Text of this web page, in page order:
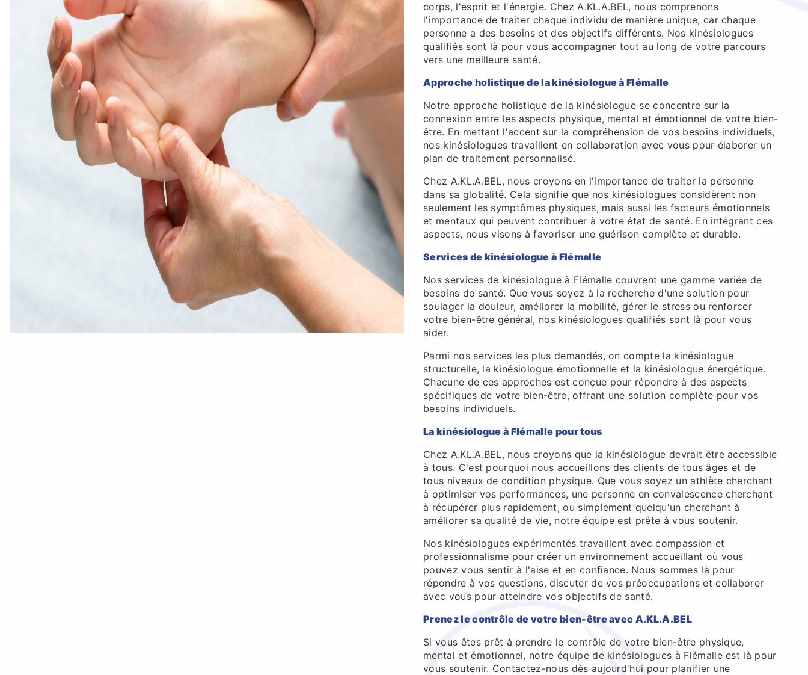
corps, l'esprit et l'énergie. Chez A.KL.A.BEL, nous comprenons
l'importance de traiter chaque individu de manière unique, car chaque
personne a des besoins et des objectifs différents. Nos kinésiologues
qualifiés sont là pour vous accompagner tout au long de votre parcours
vers une meilleure santé.
Approche holistique de la kinésiologue à Flémalle
Notre approche holistique de la kinésiologue se concentre sur la
connexion entre les aspects physique, mental et émotionnel de votre bien-
être. En mettant l'accent sur la compréhension de vos besoins individuels,
nos kinésiologues travaillent en collaboration avec vous pour élaborer un
plan de traitement personnalisé.
Chez A.KL.A.BEL, nous croyons en l'importance de traiter la personne
dans sa globalité. Cela signifie que nos kinésiologues considèrent non
seulement les symptômes physiques, mais aussi les facteurs émotionnels
et mentaux qui peuvent contribuer à votre état de santé. En intégrant ces
aspects, nous visons à favoriser une guérison complète et durable.
Services de kinésiologue à Flémalle
Nos services de kinésiologue à Flémalle couvrent une gamme variée de
besoins de santé. Que vous soyez à la recherche d'une solution pour
soulager la douleur, améliorer la mobilité, gérer le stress ou renforcer
votre bien-être général, nos kinésiologues qualifiés sont là pour vous
aider.
Parmi nos services les plus demandés, on compte la kinésiologue
structurelle, la kinésiologue émotionnelle et la kinésiologue énergétique.
Chacune de ces approches est conçue pour répondre à des aspects
spécifiques de votre bien-être, offrant une solution complète pour vos
besoins individuels.
La kinésiologue à Flémalle pour tous
Chez A.KL.A.BEL, nous croyons que la kinésiologue devrait être accessible
à tous. C'est pourquoi nous accueillons des clients de tous âges et de
tous niveaux de condition physique. Que vous soyez un athlète cherchant
à optimiser vos performances, une personne en convalescence cherchant
à récupérer plus rapidement, ou simplement quelqu'un cherchant à
améliorer sa qualité de vie, notre équipe est prête à vous soutenir.
Nos kinésiologues expérimentés travaillent avec compassion et
professionnalisme pour créer un environnement accueillant où vous
pouvez vous sentir à l'aise et en confiance. Nous sommes là pour
répondre à vos questions, discuter de vos préoccupations et collaborer
avec vous pour atteindre vos objectifs de santé.
Prenez le contrôle de votre bien-être avec A.KL.A.BEL
Si vous êtes prêt à prendre le contrôle de votre bien-être physique,
mental et émotionnel, notre équipe de kinésiologues à Flémalle est là pour
vous soutenir. Contactez-nous dès aujourd'hui pour planifier une